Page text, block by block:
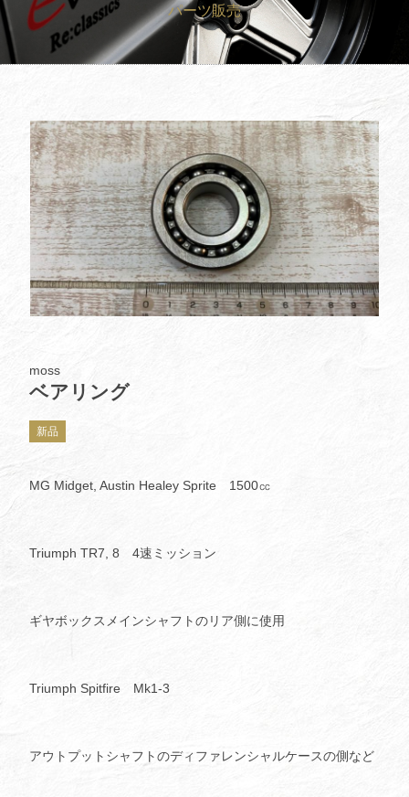
Trade In
買取査定
ブログ
Company
会社概要
Recruit
採用情報
パーツ販売
moss
ベアリング
新品
MG Midget, Austin Healey Sprite 1500㏄
Triumph TR7, 8 4速ミッション
ギヤボックスメインシャフトのリア側に使用
Triumph Spitfire Mk1-3
アウトプットシャフトのディファレンシャルケースの側など